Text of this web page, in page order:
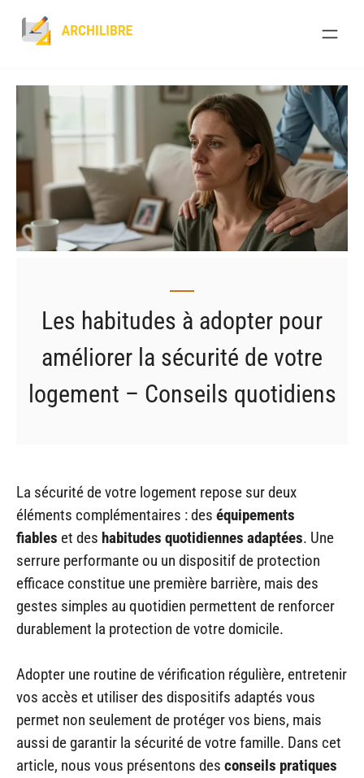
Les habitudes à adopter pour
améliorer la sécurité de votre
logement – Conseils quotidiens
La sécurité de votre logement repose sur deux
éléments complémentaires : des équipements
fiables et des habitudes quotidiennes adaptées. Une
serrure performante ou un dispositif de protection
efficace constitue une première barrière, mais des
gestes simples au quotidien permettent de renforcer
durablement la protection de votre domicile.
Adopter une routine de vérification régulière, entretenir
vos accès et utiliser des dispositifs adaptés vous
permet non seulement de protéger vos biens, mais
aussi de garantir la sécurité de votre famille. Dans cet
article, nous vous présentons des conseils pratiques